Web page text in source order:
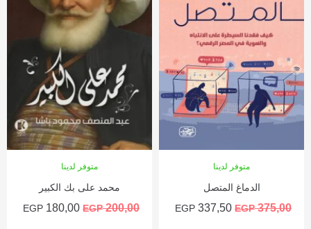
متوفر لدينا
الدماغ المتصل
375,00
EGP
337,50
EGP
متوفر لدينا
محمد على بك الكبير
200,00
EGP
180,00
EGP